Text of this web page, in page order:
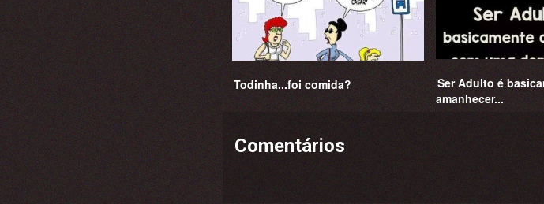
Todinha...foi comida?
Ser Adulto é
amanhecer...
Comentários